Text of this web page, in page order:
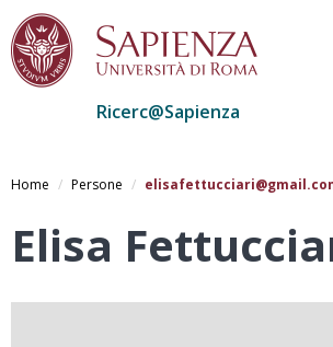
al
principale
Ricerc@Sapienza
Home Persone
Elisa